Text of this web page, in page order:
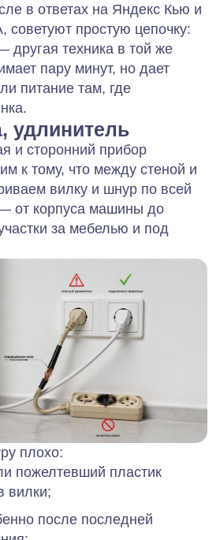
в ответах на Яндекс Кью и
советуют простую цепочку:
другая техника в той же
пару минут, но дает
ли питание там, где
удлинитель
и сторонний прибор
к тому, что между стеной и
вилку и шнур по всей
от корпуса машины до
за мебелью и под
плохо:
пожелтевший пластик
вилки;
после последней